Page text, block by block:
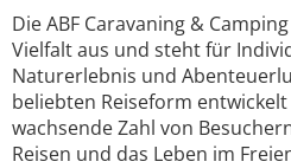
Die ABF Caravaning &
Vielfalt aus und steht für
Naturerlebnis und
beliebten Reiseform
wachsende Zahl von
Reisen und das Leben im